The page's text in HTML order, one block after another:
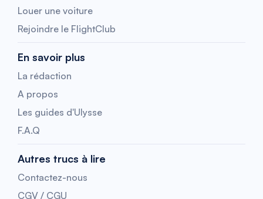
Louer une voiture
Rejoindre le FlightClub
En savoir plus
La rédaction
A propos
Les guides d'Ulysse
F.A.Q
Autres trucs à lire
Contactez-nous
CGV / CGU